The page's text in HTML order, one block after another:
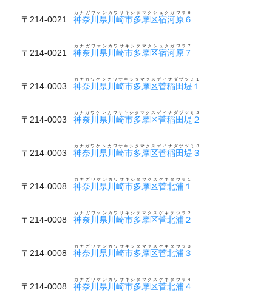
〒214-0021 神奈川県川崎市多摩区宿河原６
カナガワケンカワサキシタマクシュクガワラ６
〒214-0021 神奈川県川崎市多摩区宿河原７
カナガワケンカワサキシタマクシュクガワラ７
〒214-0003 神奈川県川崎市多摩区菅稲田堤１
カナガワケンカワサキシタマクスゲイナダヅツミ１
〒214-0003 神奈川県川崎市多摩区菅稲田堤２
カナガワケンカワサキシタマクスゲイナダヅツミ２
〒214-0003 神奈川県川崎市多摩区菅稲田堤３
カナガワケンカワサキシタマクスゲイナダヅツミ３
〒214-0008 神奈川県川崎市多摩区菅北浦１
カナガワケンカワサキシタマクスゲキタウラ１
〒214-0008 神奈川県川崎市多摩区菅北浦２
カナガワケンカワサキシタマクスゲキタウラ２
〒214-0008 神奈川県川崎市多摩区菅北浦３
カナガワケンカワサキシタマクスゲキタウラ３
〒214-0008 神奈川県川崎市多摩区菅北浦４
カナガワケンカワサキシタマクスゲキタウラ４